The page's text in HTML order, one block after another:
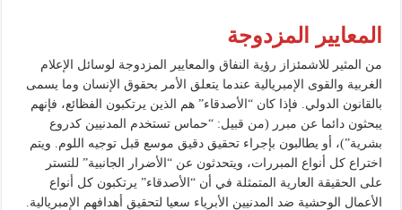
المعايير المزدوجة
من المثير للاشمئزاز رؤية النفاق والمعايير المزدوجة لوسائل الإعلام
الغربية والقوى الإمبريالية عندما يتعلق الأمر بحقوق الإنسان وما يسمى
بالقانون الدولي. فإذا كان “الأصدقاء” هم الذين يرتكبون الفظائع، فإنهم
يبحثون دائما عن مبرر (من قبيل: “حماس تستخدم المدنيين كدروع
بشرية”)، أو يطالبون بإجراء تحقيق دقيق موسع قبل توجيه اللوم. ويتم
اختراع كل أنواع المبررات، ويتحدثون عن “الأضرار الجانبية” للتستر
على الحقيقة العارية المتمثلة في أن “الأصدقاء” يرتكبون كل أنواع
الأعمال الوحشية ضد المدنيين الأبرياء سعيا لتحقيق أهدافهم الإمبريالية.